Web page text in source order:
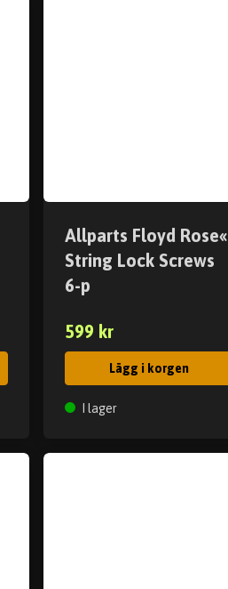
Allparts Floyd Rose«
String Lock Screws
6-p
599 kr
Lägg i korgen
I lager